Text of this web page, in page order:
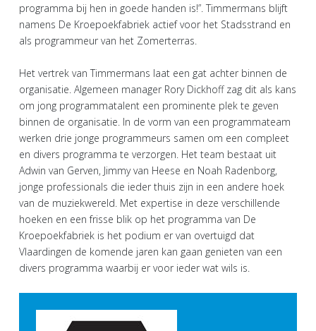
programma bij hen in goede handen is!”. Timmermans blijft
namens De Kroepoekfabriek actief voor het Stadsstrand en
als programmeur van het Zomerterras.
Het vertrek van Timmermans laat een gat achter binnen de
organisatie. Algemeen manager Rory Dickhoff zag dit als kans
om jong programmatalent een prominente plek te geven
binnen de organisatie. In de vorm van een programmateam
werken drie jonge programmeurs samen om een compleet
en divers programma te verzorgen. Het team bestaat uit
Adwin van Gerven, Jimmy van Heese en Noah Radenborg,
jonge professionals die ieder thuis zijn in een andere hoek
van de muziekwereld. Met expertise in deze verschillende
hoeken en een frisse blik op het programma van De
Kroepoekfabriek is het podium er van overtuigd dat
Vlaardingen de komende jaren kan gaan genieten van een
divers programma waarbij er voor ieder wat wils is.